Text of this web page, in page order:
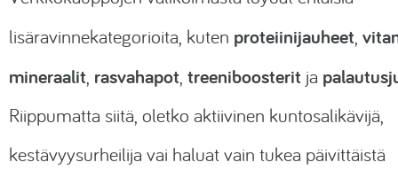
lisäravinnekategorioita, kuten proteiinijauheet,
mineraalit, rasvahapot, treeniboosterit ja
Riippumatta siitä, oletko aktiivinen kuntosalikävijä,
kestävyysurheilija vai haluat vain tukea päivittäistä